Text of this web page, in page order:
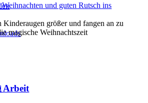
und guten Rutsch ins
Kinderaugen größer und fangen an zu
magische Weihnachtszeit
Arbeit